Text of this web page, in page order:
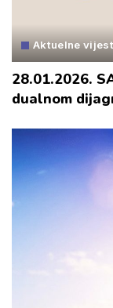
Aktuelne
28.01.2026.
dualnom